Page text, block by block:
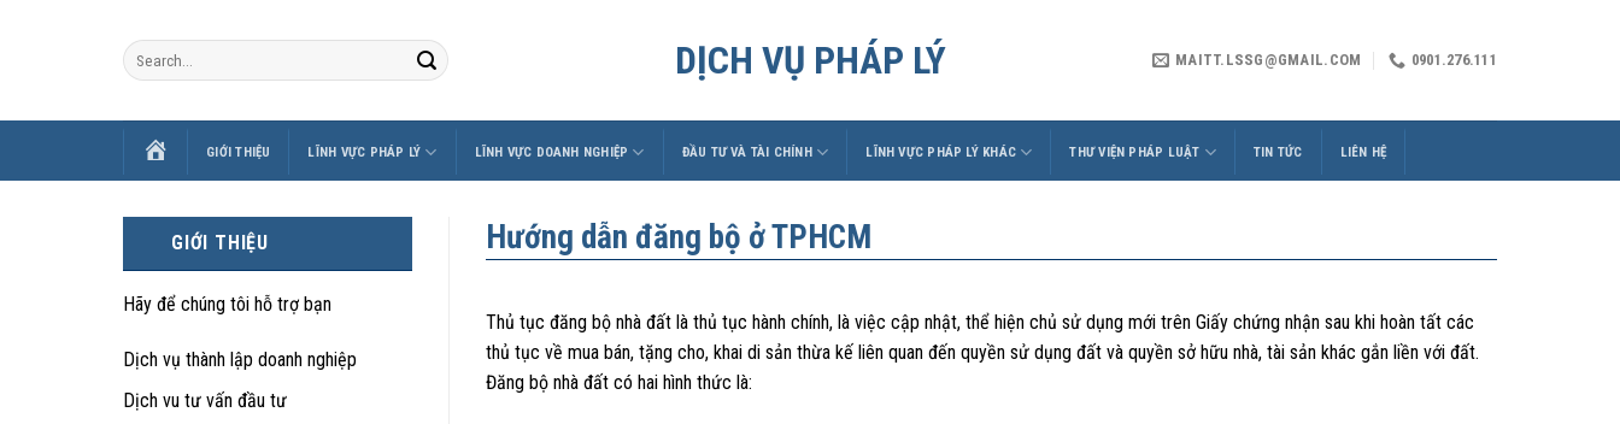
DỊCH VỤ PHÁP LÝ MAITT.LSSG@GMAIL.COM 0901.276.111
TRANGGIỚI THIỆU LĨNH VỰC PHÁP LÝ LĨNH VỰC DOANH NGHIỆP ĐẦU TƯ VÀ TÀI CHÍNH LĨNH VỰC PHÁP LÝ KHÁC THƯ VIỆN PHÁP LUẬT TIN TỨC LIÊN HỆ
GIỚI THIỆU
Hãy để chúng tôi hỗ trợ bạn
Dịch vụ thành lập doanh nghiệp
Dịch vu tư vấn đầu tư
Hướng dẫn đăng bộ ở TPHCM
Thủ tục đăng bộ nhà đất là thủ tục hành chính, là việc cập nhật, thể hiện chủ sử dụng mới trên Giấy chứng nhận sau khi hoàn tất các
thủ tục về mua bán, tặng cho, khai di sản thừa kế liên quan đến quyền sử dụng đất và quyền sở hữu nhà, tài sản khác gắn liền với đất.
Đăng bộ nhà đất có hai hình thức là: